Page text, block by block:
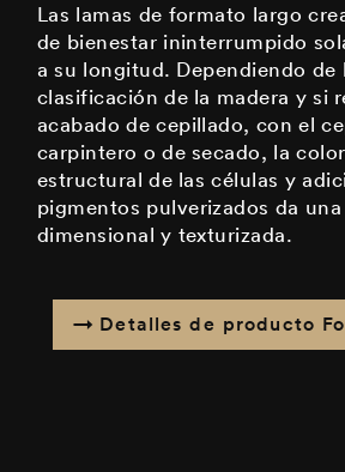
Las lamas de formato largo
de bienestar ininterrumpido
a su longitud. Dependiendo de
clasificación de la madera y si
acabado de cepillado, con el
carpintero o de secado, la
estructural de las células y
pigmentos pulverizados da
dimensional y texturizada.
Detalles de producto